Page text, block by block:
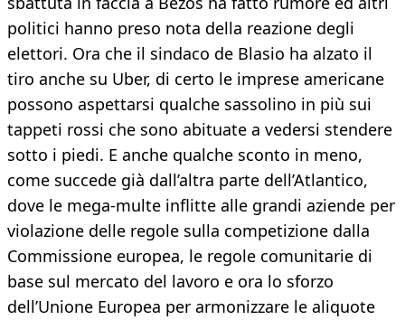
politici hanno preso nota della reazione degli
elettori. Ora che il sindaco de Blasio ha alzato il
tiro anche su Uber, di certo le imprese americane
possono aspettarsi qualche sassolino in più sui
tappeti rossi che sono abituate a vedersi stendere
sotto i piedi. E anche qualche sconto in meno,
come succede già dall’altra parte dell’Atlantico,
dove le mega-multe inflitte alle grandi aziende per
violazione delle regole sulla competizione dalla
Commissione europea, le regole comunitarie di
base sul mercato del lavoro e ora lo sforzo
dell’Unione Europea per armonizzare le aliquote